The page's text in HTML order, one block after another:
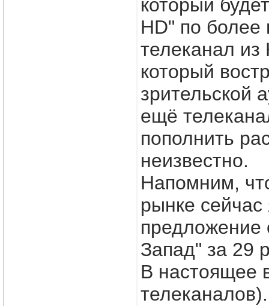
который
HD" по более
телеканал из
который
зрительской
ещё
пополнить
неизвестно.
Напомним,
рынке сейчас
Запад" за 29
В настоящее
телеканалов).